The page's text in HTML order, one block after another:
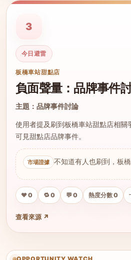
3
今日避雷
板橋車站甜點店
負面聲量：品牌事件
主題：品牌事件討論
使用者提及刷到板橋車站甜點店相關
可見甜點店品牌事件。
不知道有人也刷到，板
❤️ 0 🔁 0 💬 0 熱度分數 0
查看來源 ↗